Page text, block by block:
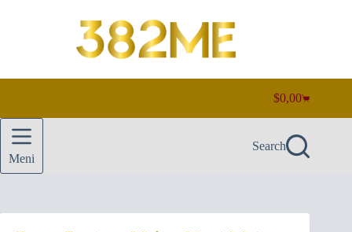
Shopping
cart
$0,00
Meni
Search